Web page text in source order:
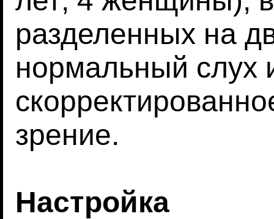
разделенных на
нормальный слух
зрение.
Настройка